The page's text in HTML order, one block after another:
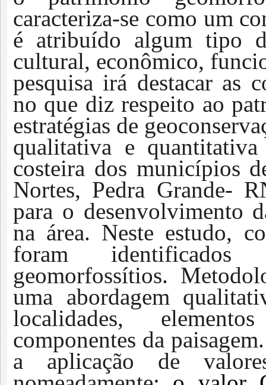
caracteriza-se como um
é atribuído algum tipo
cultural, econômico,
pesquisa irá destacar as
no que diz respeito ao
estratégias de
qualitativa e
costeira dos municípios
Nortes, Pedra Grande-
para o desenvolvimento
na área. Neste estudo,
foram identificados
geomorfossítios.
uma abordagem
localidades,
componentes da
a aplicação de